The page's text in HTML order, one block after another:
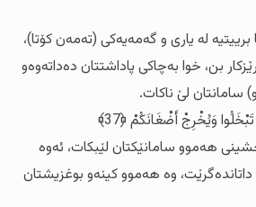
برییتیه‌ له‌ یاری و گه‌مه‌یه‌کی (ته‌مه‌ن کۆتا)،
بن، خوا به‌چاکی پاداشتتان ده‌داته‌وه‌و
لێ ناکات.
وَيُخْرِجْ أَضْغَانَكُمْ ﴿37﴾
هه‌موو سامانێکتان لێبکات، ئه‌وه‌
داتانده‌گرێت، وه‌ هه‌موو کینه‌و بوغزیشتان